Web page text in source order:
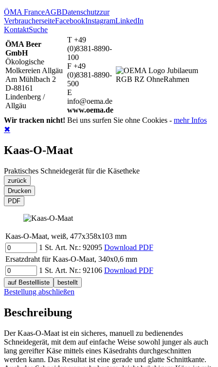
ÖMA FranceAGBDatenschutzzur
VerbraucherseiteFacebookInstagramLinkedIn
KontaktSuche
ÖMA Beer
GmbH
Ökologische
Molkereien Allgäu
Am Mühlbach 2
D-88161
Lindenberg /
Allgäu
T +49
(0)8381-8890-
100
F +49
(0)8381-8890-
500
E
info@oema.de
www.oema.de
Wir tracken nicht! Bei uns surfen Sie ohne Cookies - mehr Infos
✖
Kaas-O-Maat
Praktisches Schneidegerät für die Käsetheke
zurück
Drucken
PDF
Kaas-O-Maat, weiß, 477x358x103 mm
1 St. Art. Nr.: 92095 Download PDF
Ersatzdraht für Kaas-O-Maat, 340x0,6 mm
1 St. Art. Nr.: 92106 Download PDF
auf Bestellliste bestellt
Bestellung abschließen
Beschreibung
Der Kaas-O-Maat ist ein sicheres, manuell zu bedienendes
Schneidegerät, mit dem auf einfache Weise sowohl junger als auch
lang gereifter Käse mittels eines Käsedrahts durchgeschnitten
werden kann. Das Resultat ist eine gerade und glatte Schnittkante.